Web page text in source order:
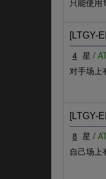
只能使用1
[LTGY-
4 星 /
对手场上
[LTGY-
8 星 /
自己场上